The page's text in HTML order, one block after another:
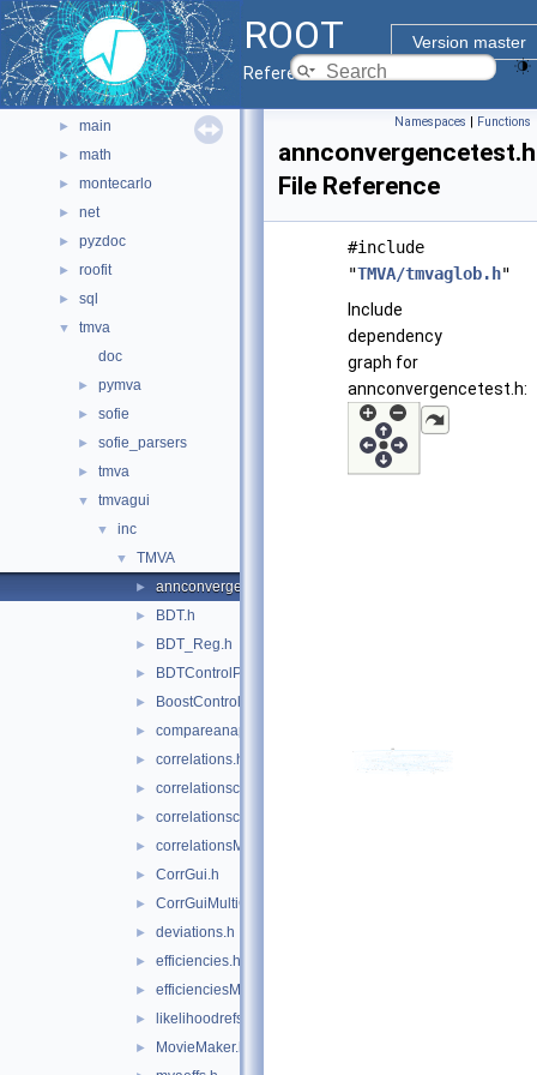
ROOT
Version master
Reference Guide
► graf3d
► gui
► hist
► io
► main
► math
► montecarlo
► net
► pyzdoc
► roofit
► sql
▼
tmva
doc
► pymva
► sofie
► sofie_parsers
► tmva
▼ tmvagui
▼ inc
▼ TMVA
► annconvergencetest.h
► BDT.h
► BDT_Reg.h
► BDTControlPlots.h
► BoostControlPlots.h
► compareanapp.h
► correlations.h
► correlationscatters.h
► correlationscattersMultiClass.h
► correlationsMultiClass.h
► CorrGui.h
► CorrGuiMultiClass.h
► deviations.h
► efficiencies.h
► efficienciesMulticlass.h
► likelihoodrefs.h
► MovieMaker.h
Namespaces | Functions
annconvergencetest.h
File Reference
#include
"TMVA/tmvaglob.h"
Include
dependency
graph for
annconvergencetest.h: